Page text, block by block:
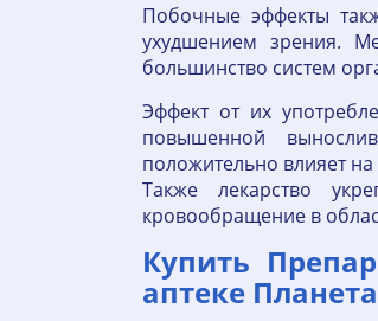
Побочные эффекты
ухудшением зрения.
большинство систем
Эффект от их
повышенной
положительно влияет
Также лекарство
кровообращение в
Купить
аптеке